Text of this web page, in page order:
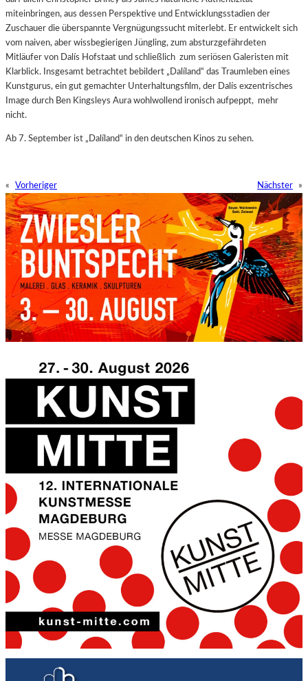
miteinbringen, aus dessen Perspektive und Entwicklungsstadien der
Zuschauer die überspannte Vergnügungssucht miterlebt. Er entwickelt sich
vom naiven, aber wissbegierigen Jüngling, zum absturzgefährdeten
Mitläufer von Dalís Hofstaat und schließlich zum seriösen Galeristen mit
Klarblick. Insgesamt betrachtet bebildert „Dalíland“ das Traumleben eines
Kunstgurus, ein gut gemachter Unterhaltungsfilm, der Dalís exzentrisches
Image durch Ben Kingsleys Aura wohlwollend ironisch aufpeppt, mehr
nicht.
Ab 7. September ist „Dalíland“ in den deutschen Kinos zu sehen.
« Vorheriger Nächster »